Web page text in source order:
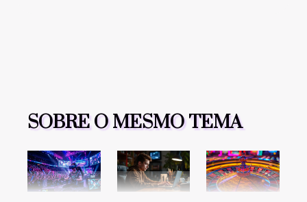
SOBRE O MESMO TEMA